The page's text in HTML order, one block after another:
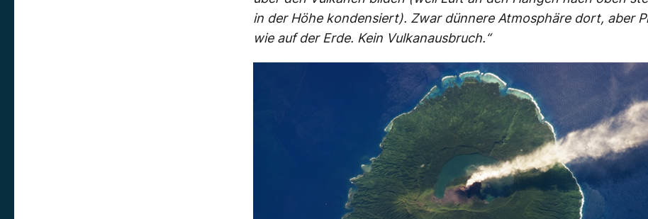
in der Höhe kondensiert). Zwar dünnere Atmosphäre dort, aber
wie auf der Erde. Kein Vulkanausbruch.“